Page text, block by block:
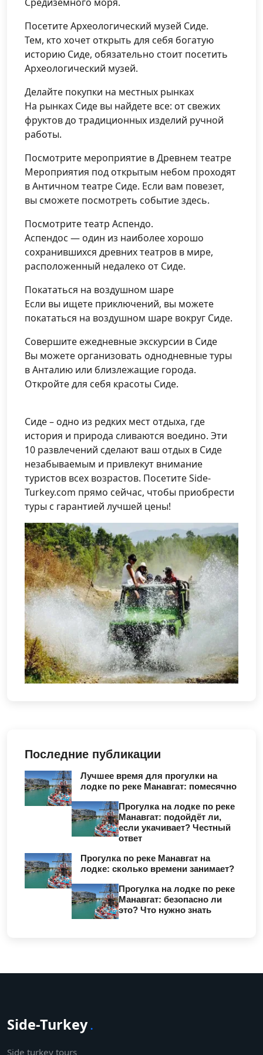
Посетите Археологический музей Сиде.
Тем, кто хочет открыть для себя богатую
историю Сиде, обязательно стоит посетить
Археологический музей.
Делайте покупки на местных рынках
На рынках Сиде вы найдете все: от свежих
фруктов до традиционных изделий ручной
работы.
Посмотрите мероприятие в Древнем театре
Мероприятия под открытым небом проходят
в Античном театре Сиде. Если вам повезет,
вы сможете посмотреть событие здесь.
Посмотрите театр Аспендо.
Аспендос — один из наиболее хорошо
сохранившихся древних театров в мире,
расположенный недалеко от Сиде.
Покататься на воздушном шаре
Если вы ищете приключений, вы можете
покататься на воздушном шаре вокруг Сиде.
Совершите ежедневные экскурсии в Сиде
Вы можете организовать однодневные туры
в Анталию или близлежащие города.
Откройте для себя красоты Сиде.
Сиде – одно из редких мест отдыха, где
история и природа сливаются воедино. Эти
10 развлечений сделают ваш отдых в Сиде
незабываемым и привлекут внимание
туристов всех возрастов. Посетите Side-
Turkey.com прямо сейчас, чтобы приобрести
туры с гарантией лучшей цены!
Последние публикации
Лучшее время для прогулки на
лодке по реке Манавгат: помесячно
Прогулка на лодке по реке
Манавгат: подойдёт ли,
если укачивает? Честный
ответ
Прогулка по реке Манавгат на
лодке: сколько времени занимает?
Прогулка на лодке по реке
Манавгат: безопасно ли
это? Что нужно знать
Side-Turkey.
Side turkey tours